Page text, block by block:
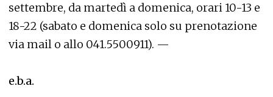
settembre, da martedì a domenica, orari 10-13 e
18-22 (sabato e domenica solo su prenotazione
via mail o allo 041.5500911). —
e.b.a.